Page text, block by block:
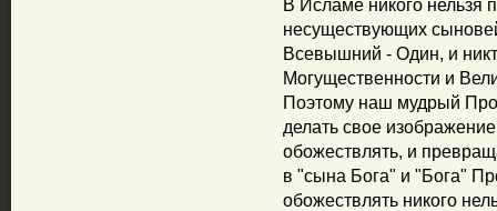
В Исламе никого нельзя
несуществующих
Всевышний - Один, и
Могущественности и
Поэтому наш мудрый
делать свое
обожествлять, и
в "сына Бога" и "Бога"
обожествлять никого